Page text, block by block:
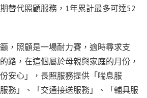
替代照顧服務，1年累計最多可達52
，照顧是一場耐力賽，適時尋求支
路，在這個屬於母親與家庭的月份，
安心」，長照服務提供「喘息服
務」、「交通接送服務」、「輔具服